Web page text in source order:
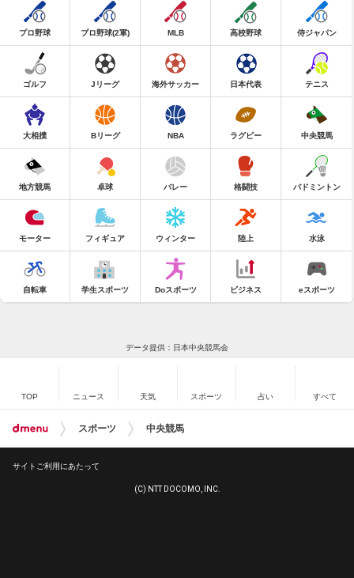
プロ野球 プロ野球(2軍) MLB 高校野球 侍ジャパン
ゴルフ Jリーグ 海外サッカー 日本代表 テニス
大相撲 Bリーグ NBA ラグビー 中央競馬
地方競馬 卓球 バレー 格闘技 バドミントン
モーター フィギュア ウィンター 陸上 水泳
自転車 学生スポーツ Doスポーツ ビジネス eスポーツ
データ提供：日本中央競馬会
TOP ニュース 天気 スポーツ 占い すべて
スポーツ 中央競馬
サイトご利用にあたって
(C) NTT DOCOMO, INC.